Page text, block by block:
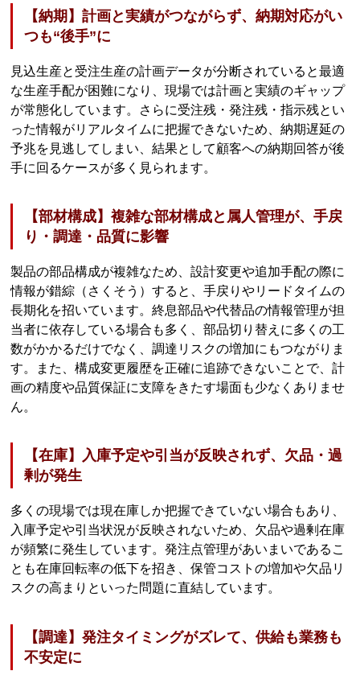
【納期】計画と実績がつながらず、納期対応がい
つも“後手”に
見込生産と受注生産の計画データが分断されていると最適
な生産手配が困難になり、現場では計画と実績のギャップ
が常態化しています。さらに受注残・発注残・指示残とい
った情報がリアルタイムに把握できないため、納期遅延の
予兆を見逃してしまい、結果として顧客への納期回答が後
手に回るケースが多く見られます。
【部材構成】複雑な部材構成と属人管理が、手戻
り・調達・品質に影響
製品の部品構成が複雑なため、設計変更や追加手配の際に
情報が錯綜（さくそう）すると、手戻りやリードタイムの
長期化を招いています。終息部品や代替品の情報管理が担
当者に依存している場合も多く、部品切り替えに多くの工
数がかかるだけでなく、調達リスクの増加にもつながりま
す。また、構成変更履歴を正確に追跡できないことで、計
画の精度や品質保証に支障をきたす場面も少なくありませ
ん。
【在庫】入庫予定や引当が反映されず、欠品・過
剰が発生
多くの現場では現在庫しか把握できていない場合もあり、
入庫予定や引当状況が反映されないため、欠品や過剰在庫
が頻繁に発生しています。発注点管理があいまいであるこ
とも在庫回転率の低下を招き、保管コストの増加や欠品リ
スクの高まりといった問題に直結しています。
【調達】発注タイミングがズレて、供給も業務も
不安定に